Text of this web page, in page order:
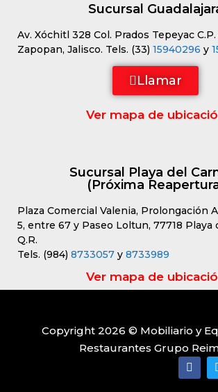
Sucursal
Av. Xóchitl 328 Col. Prados Tepeyac
Zapopan, Jalisco. Tels. (33) 15940296 y
Llamar
Ver mapa de
Sucursal Playa del
(Próxima
Plaza Comercial Valenia, Prolongación
5, entre 67 y Paseo Loltun, 77718 Playa
Q.R.
Tels. (984) 8733057 y 8733989
Ver mapa de
Copyright 2026 © Mobiliario y
Restaurantes Grupo